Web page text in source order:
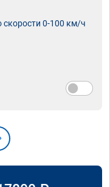
скорости 0-100 км/ч